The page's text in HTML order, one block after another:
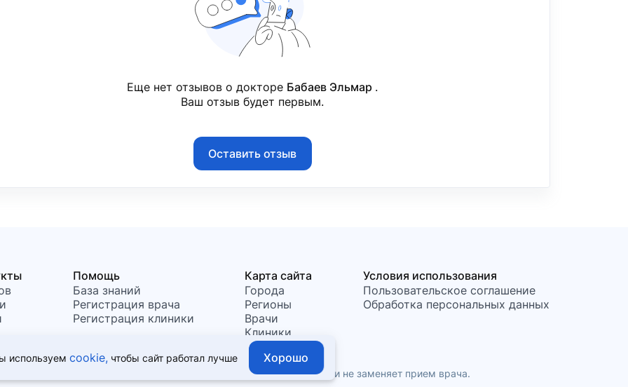
используемcookie, чтобы сайт работал лучше Хорошо
Еще нет отзывов о докторе Бабаев Эльмар .
Ваш отзыв будет первым.
Оставить отзыв
Помощь
База знаний
Регистрация врача
Регистрация клиники
Карта сайта
Города
Регионы
Врачи
Клиники
Условия использования
Пользовательское соглашение
Обработка персональных данных
использована для постановки диагноза, назначения лечения и не заменяет прием врача.